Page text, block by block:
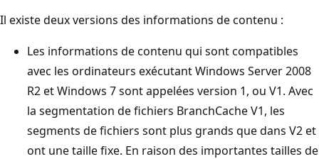
Il existe deux versions des informations de contenu :
Les informations de contenu qui sont compatibles
avec les ordinateurs exécutant Windows Server 2008
R2 et Windows 7 sont appelées version 1, ou V1. Avec
la segmentation de fichiers BranchCache V1, les
segments de fichiers sont plus grands que dans V2 et
ont une taille fixe. En raison des importantes tailles de